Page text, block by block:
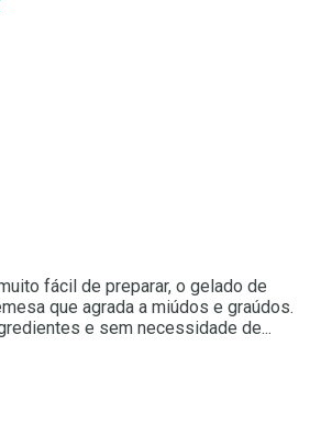
fácil de preparar, o gelado de
que agrada a miúdos e graúdos.
e sem necessidade de...